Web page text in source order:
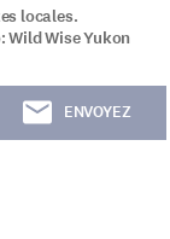
locales.
Wise Yukon
ENVOYEZ